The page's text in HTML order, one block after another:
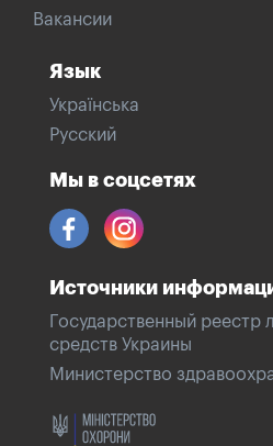
Вакансии
Язык
Українська
Русский
Мы в соцсетях
Источники
Государственный реестр
средств Украины
Министерство